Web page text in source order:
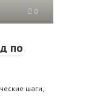
0
по
шаги,